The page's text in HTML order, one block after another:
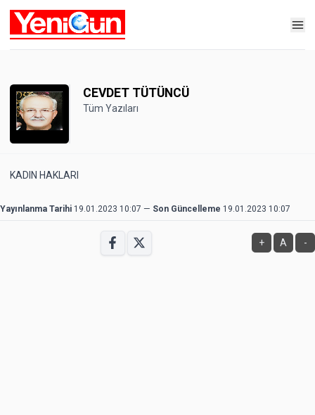
CEVDET TÜTÜNCÜ
Tüm Yazıları
KADIN HAKLARI
Yayınlanma Tarihi 19.01.2023 10:07 — Son Güncelleme 19.01.2023 10:07
+ A -